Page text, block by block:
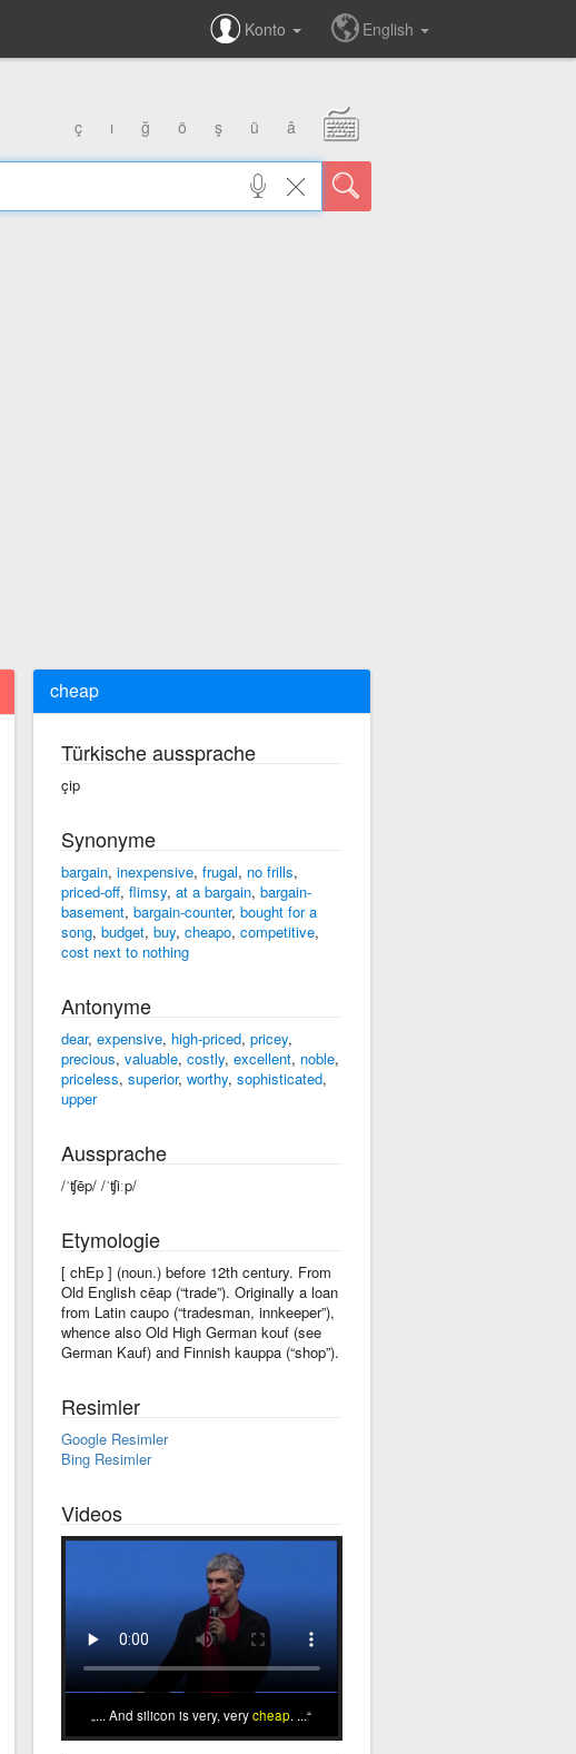
Konto English
ç ı ğ ö ş ü â
cheap
Türkische aussprache
çip
Synonyme
bargain, inexpensive, frugal, no frills,
priced-off, flimsy, at a bargain, bargain-
basement, bargain-counter, bought for a
song, budget, buy, cheapo, competitive,
cost next to nothing
Antonyme
dear, expensive, high-priced, pricey,
precious, valuable, costly, excellent, noble,
priceless, superior, worthy, sophisticated,
upper
Aussprache
/ˈʧēp/ /ˈʧiːp/
Etymologie
[ chEp ] (noun.) before 12th century. From
Old English cēap (“trade”). Originally a loan
from Latin caupo (“tradesman, innkeeper”),
whence also Old High German kouf (see
German Kauf) and Finnish kauppa (“shop”).
Resimler
Google Resimler
Bing Resimler
Videos
... And silicon is very, verycheap. ...